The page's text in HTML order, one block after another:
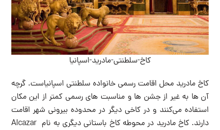
کاخ-سلطنتی-مادرید-اسپانیا
کاخ مادرید محل اقامت رسمی خانواده سلطنتی اسپانیاست. گرچه
آن ها به غیر از جشن ها و مناسبت های رسمی کمتر از این مکان
استفاده می‌کنند و در کاخی دیگر در محدوده بیرونی شهر اقامت
دارند. کاخ مادرید در محوطه کاخ باستانی دیگری به نام Alcazar